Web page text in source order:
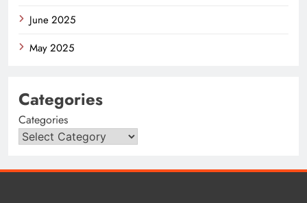
June 2025
May 2025
Categories
Categories